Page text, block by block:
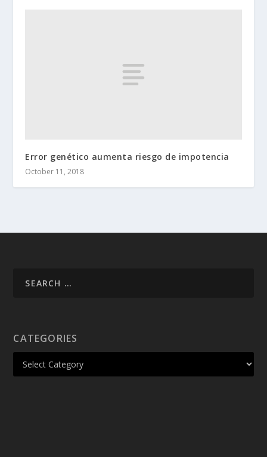
Error genético aumenta riesgo de impotencia
October 11, 2018
CATEGORIES